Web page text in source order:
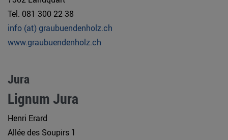
Tel. 081 300 22 38
info (at) graubuendenholz.ch
www.graubuendenholz.ch
Jura
Lignum Jura
Henri Erard
Allée des Soupirs 1